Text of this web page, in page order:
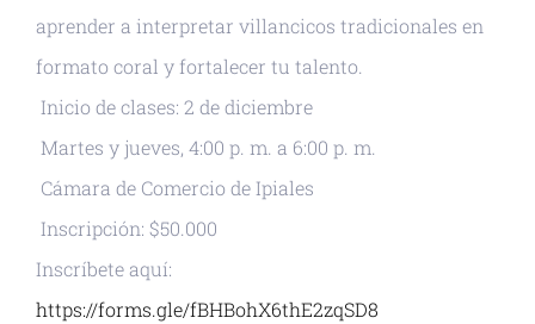
aprender a interpretar villancicos tradicionales en
formato coral y fortalecer tu talento.
Inicio de clases: 2 de diciembre
Martes y jueves, 4:00 p. m. a 6:00 p. m.
Cámara de Comercio de Ipiales
Inscripción: $50.000
Inscríbete aquí:
https://forms.gle/fBHBohX6thE2zqSD8